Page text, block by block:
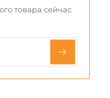
товара сейчас